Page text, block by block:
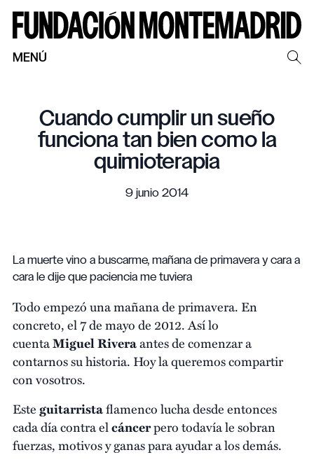
MENÚ
Cuando cumplir un sueño
funciona tan bien como la
quimioterapia
9 junio 2014
La muerte vino a buscarme, mañana de primavera y cara a
cara le dije que paciencia me tuviera
Todo empezó una mañana de primavera. En
concreto, el 7 de mayo de 2012. Así lo
cuentaMiguel Riveraantes de comenzar a
contarnos su historia. Hoy la queremos compartir
con vosotros.
Esteguitarristaflamenco lucha desde entonces
cada día contra elcáncerpero todavía le sobran
fuerzas, motivos y ganas para ayudar a los demás.